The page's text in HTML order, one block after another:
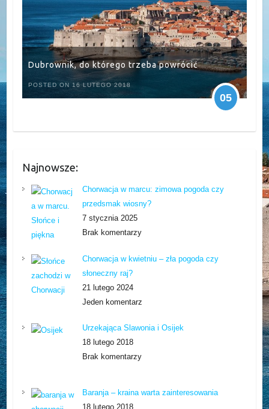
Dubrownik, do którego trzeba powrócić
POSTED ON 16 LUTEGO 2018
05
Najnowsze:
Chorwacja w marcu: zimowa pogoda czy
przedsmak wiosny?
7 stycznia 2025
Brak komentarzy
Chorwacja w kwietniu – zła pogoda czy
słoneczny raj?
21 lutego 2024
Jeden komentarz
Urzekająca Slawonia i Osijek
18 lutego 2018
Brak komentarzy
Baranja – kraina warta zainteresowania
18 lutego 2018